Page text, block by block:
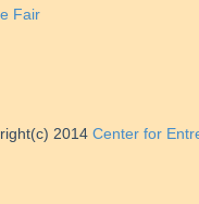
Fair
2014 Center for